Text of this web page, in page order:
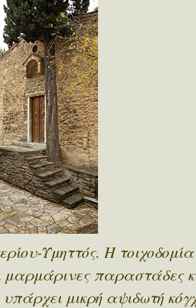
Υμηττός. Η
μαρμάρινες παραστάδες
μικρή αψιδωτή